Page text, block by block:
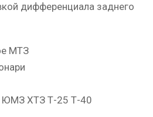
дифференциала заднего
МТЗ
ЮМЗ ХТЗ Т-25 Т-40